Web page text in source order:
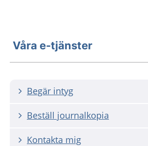
Våra e-tjänster
Begär intyg
Beställ journalkopia
Kontakta mig